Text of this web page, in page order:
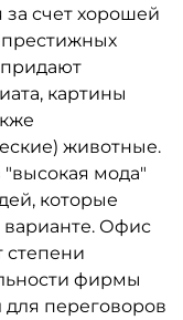
за счет хорошей
придают
картины
животные.
мода"
которые
Офис
степени
фирмы
для переговоров